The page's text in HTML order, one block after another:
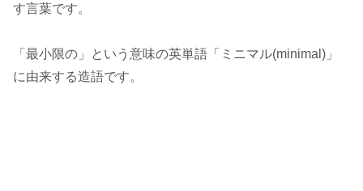
す言葉です。
「最小限の」という意味の英単語「ミニマル(minimal)」
に由来する造語です。